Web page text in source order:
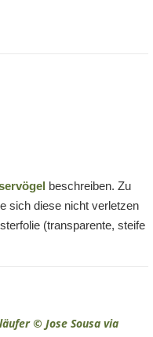
beschreiben. Zu
sich diese nicht verletzen
(transparente, steife